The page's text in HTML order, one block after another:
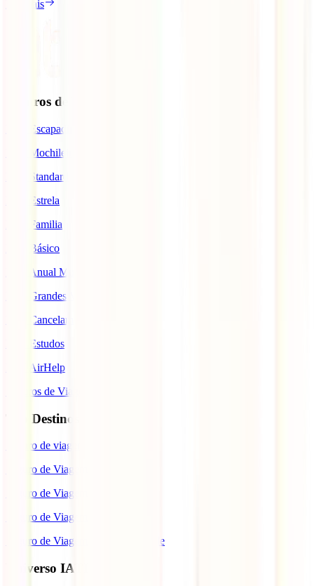
Ler mais
Seguros de Viagem
IATI Escapadinhas
IATI Mochileiro
IATI Standard
IATI Estrela
IATI Familia
IATI Básico
IATI Anual Multiviagem
IATI Grandes Viajantes
IATI Cancelamento Premium
IATI Estudos
IATI AirHelp
Seguros de Viagem
Top Destinos
Seguro de viagem para o Japão
Seguro de Viagem para os EUA
Seguro de Viagem para o Brasil
Seguro de Viagem para Tailândia
Seguro de Viagem para Cabo Verde
Universo IATI